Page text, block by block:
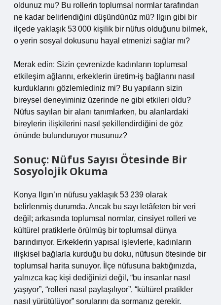
oldunuz mu? Bu rollerin toplumsal normlar tarafından
ne kadar belirlendiğini düşündünüz mü? Ilgın gibi bir
ilçede yaklaşık 53 000 kişilik bir nüfus olduğunu bilmek,
o yerin sosyal dokusunu hayal etmenizi sağlar mı?
Merak edin: Sizin çevrenizde kadınların toplumsal
etkileşim ağlarını, erkeklerin üretim‑iş bağlarını nasıl
kurduklarını gözlemlediniz mi? Bu yapıların sizin
bireysel deneyiminiz üzerinde ne gibi etkileri oldu?
Nüfus sayıları bir alanı tanımlarken, bu alanlardaki
bireylerin ilişkilerini nasıl şekillendirdiğini de göz
önünde bulunduruyor musunuz?
Sonuç: Nüfus Sayısı Ötesinde Bir
Sosyolojik Okuma
Konya Ilgın’ın nüfusu yaklaşık 53 239 olarak
belirlenmiş durumda. Ancak bu sayı letâfeten bir veri
değil; arkasında toplumsal normlar, cinsiyet rolleri ve
kültürel pratiklerle örülmüş bir toplumsal dünya
barındırıyor. Erkeklerin yapısal işlevlerle, kadınların
ilişkisel bağlarla kurduğu bu doku, nüfusun ötesinde bir
toplumsal harita sunuyor. İlçe nüfusuna baktığınızda,
yalnızca kaç kişi dediğinizi değil, “bu insanlar nasıl
yaşıyor”, “rolleri nasıl paylaşılıyor”, “kültürel pratikler
nasıl yürütülüyor” sorularını da sormanız gerekir.